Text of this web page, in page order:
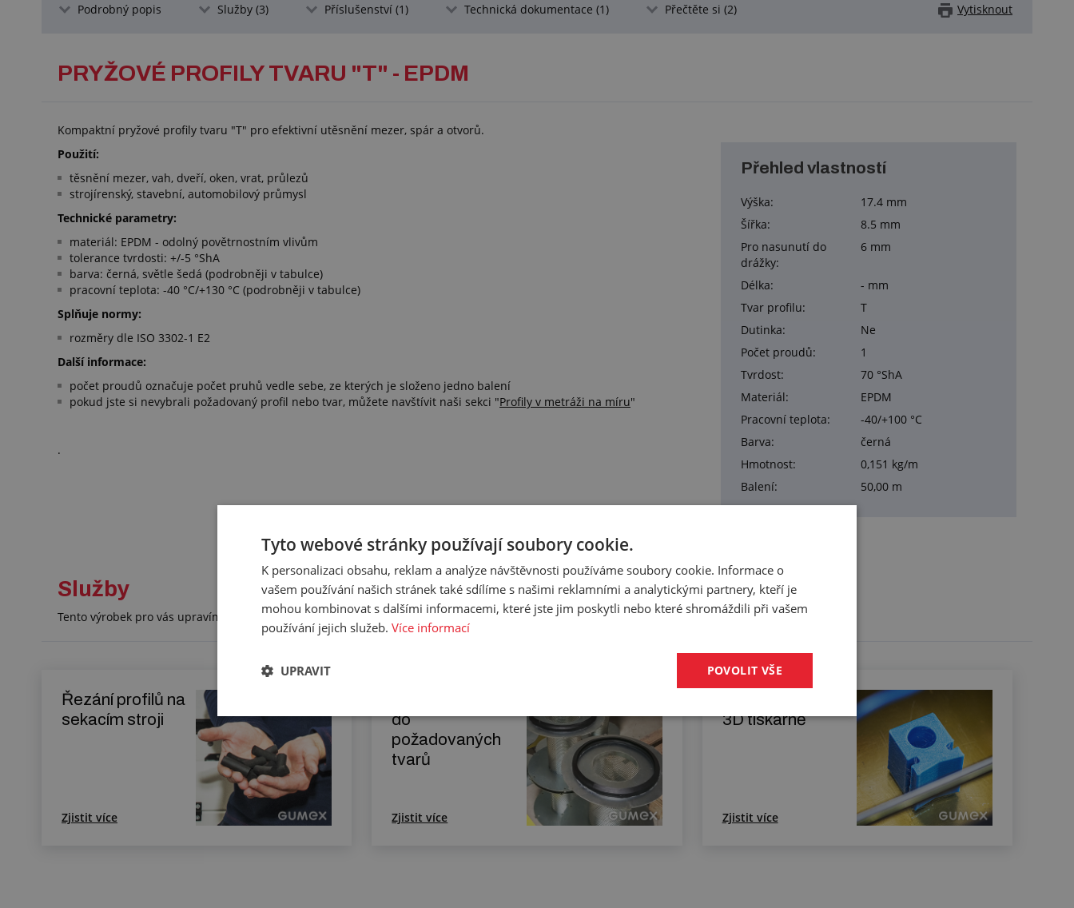
Podrobný popis Služby (3) Příslušenství (1) Technická dokumentace (1) Přečtěte si (2) Vytisknout
PRYŽOVÉ PROFILY TVARU "T" - EPDM
Kompaktní pryžové profily tvaru "T" pro efektivní utěsnění mezer, spár a otvorů.
Použití:
těsnění mezer, vah, dveří, oken, vrat, průlezů
strojírenský, stavební, automobilový průmysl
Technické parametry:
materiál: EPDM - odolný povětrnostním vlivům
tolerance tvrdosti: +/-5 °ShA
barva: černá, světle šedá (podrobněji v tabulce)
pracovní teplota: -40 °C/+130 °C (podrobněji v tabulce)
Splňuje normy:
rozměry dle ISO 3302-1 E2
Další informace:
​počet proudů označuje počet pruhů vedle sebe, ze kterých je složeno jedno balení
​pokud jste si nevybrali požadovaný profil nebo tvar, můžete navštívit naši sekci "Profily v metráži na míru"
.
Přehled vlastností
Výška:
17.4 mm
Šířka:
8.5 mm
Pro nasunutí do
drážky:
6 mm
Délka:
- mm
Tvar profilu:
T
Dutinka:
Ne
Počet proudů:
1
Tvrdost:
70 °ShA
Materiál:
EPDM
Pracovní teplota:
-40/+100 °C
Barva:
černá
Hmotnost:
0,151 kg/m
Balení:
50,00 m
Služby
Tento výrobek pro vás upravíme na míru. Konkrétní specifikaci budete moci upřesnit v poznámce u objednávky.
Řezání profilů na
sekacím stroji
Zjistit více
do
požadovaných
tvarů
Zjistit více
3D tiskárně
Zjistit více
Tyto webové stránky používají soubory cookie.
K personalizaci obsahu, reklam a analýze návštěvnosti používáme soubory cookie. Informace o
vašem používání našich stránek také sdílíme s našimi reklamními a analytickými partnery, kteří je
mohou kombinovat s dalšími informacemi, které jste jim poskytli nebo které shromáždili při vašem
používání jejich služeb. Více informací
POVOLIT VŠE
UPRAVIT